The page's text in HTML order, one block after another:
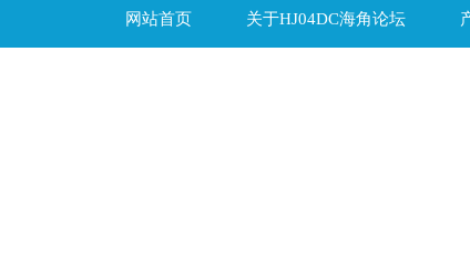
网站首页 关于HJ04DC海角论坛